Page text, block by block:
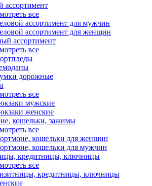
ассортимент
все
ассортимент для мужчин
ассортимент для женщин
ассортимент
все
дорожные
все
мужские
женские
кошельки, зажимы
все
кошельки для женщин
кошельки для мужчин
кредитницы, ключницы
все
кредитницы, ключницы